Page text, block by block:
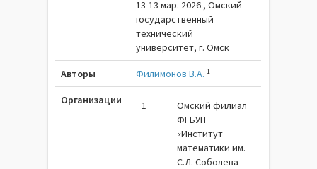
13-13 мар. 2026 , Омский
государственный
технический
университет, г. Омск
Авторы Филимонов В.А. 1
Организации 1
Омский филиал
ФГБУН
«Институт
математики им.
С.Л. Соболева